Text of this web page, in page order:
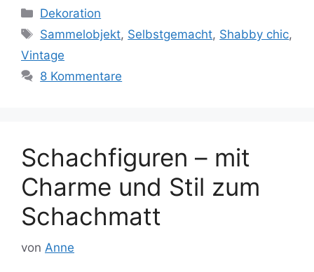
Kategorien
Dekoration
Schlagwörter
Sammelobjekt, Selbstgemacht, Shabby chic,
Vintage
8 Kommentare
Schachfiguren – mit
Charme und Stil zum
Schachmatt
von Anne